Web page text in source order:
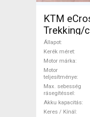
KTM
Trekking/
401-500
Állapot
Kerék méret
Motor márka
Motor
teljesítménye
Max. sebesség
rásegítéssel
Akku kapacitás
Keres / Kínál